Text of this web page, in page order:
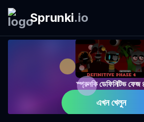
Sprunki.io
স্প্রুনকি ডেফিনিটিভ ফেজ
এখন খেলুন